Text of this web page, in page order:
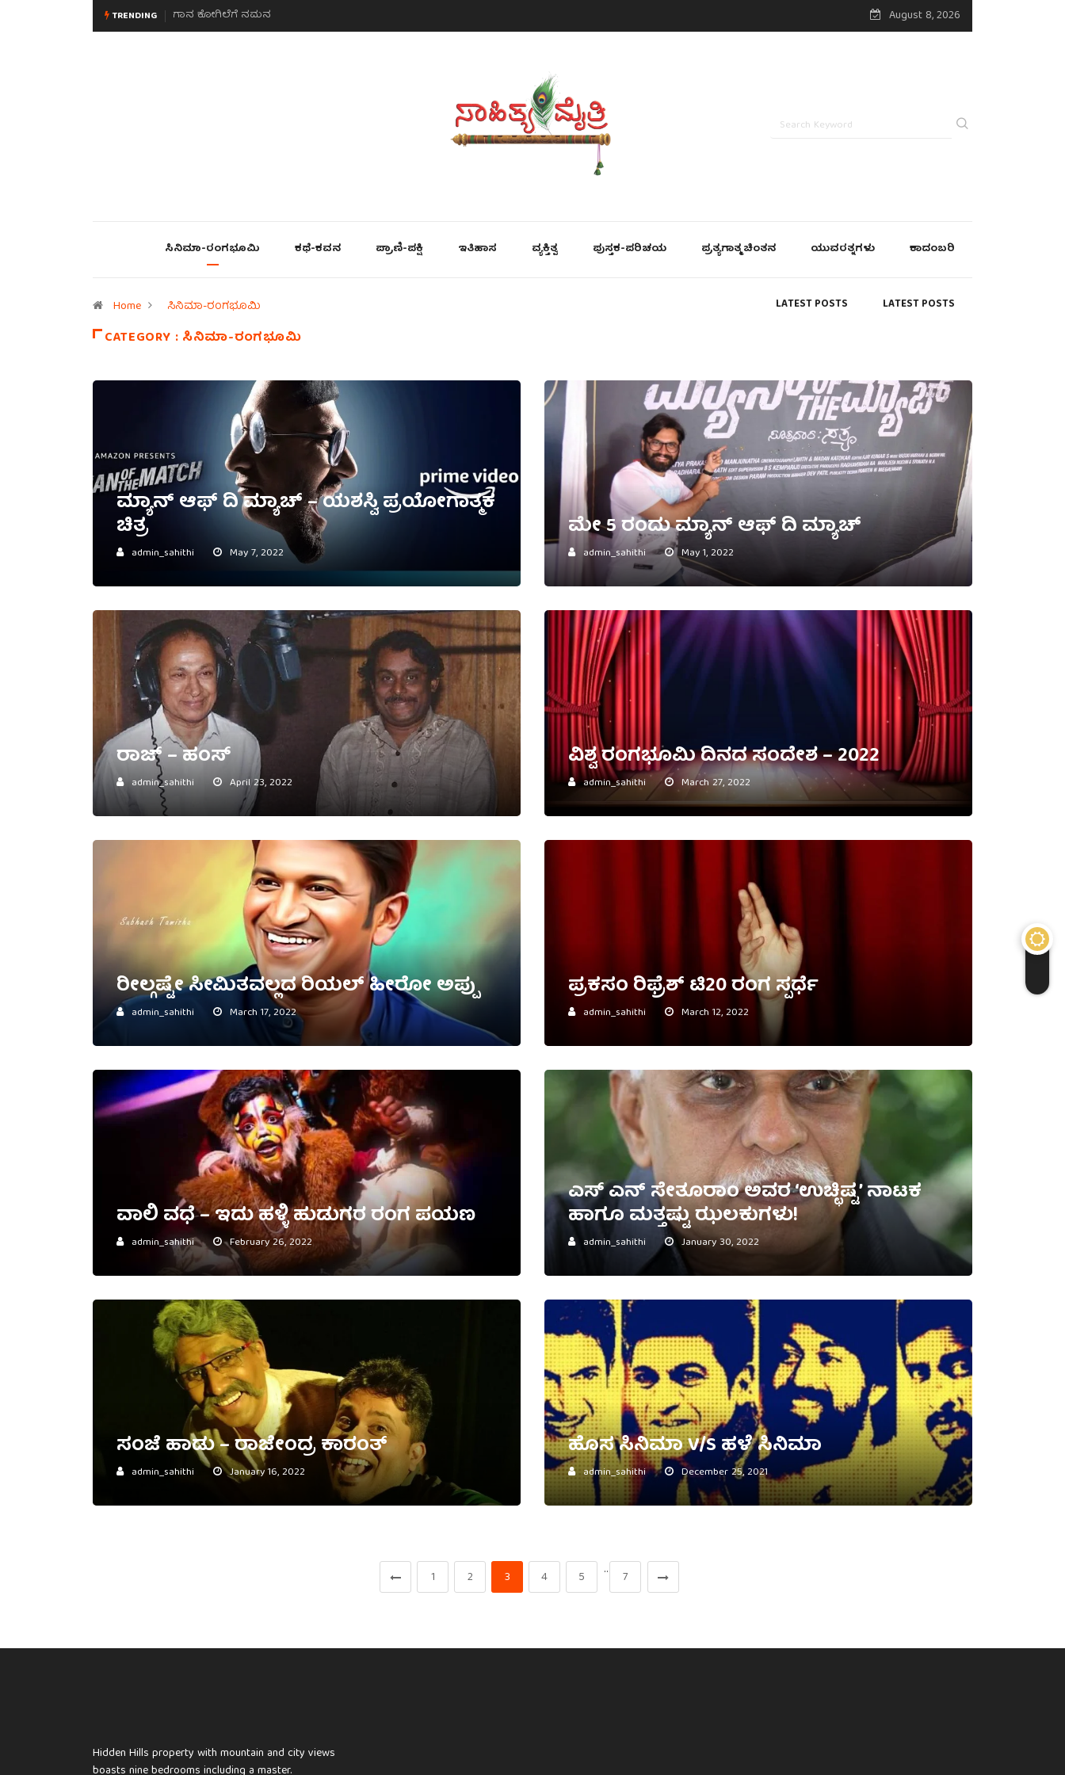
TRENDING
ಗಾನ ಕೋಗಿಲೆಗೆ ನಮನಮನಸಿನ ಸವಿಭಾವ August 8, 2026
ಸಿನಿಮಾ-ರಂಗಭೂಮಿ ಕಥೆ-ಕವನ ಪ್ರಾಣಿ-ಪಕ್ಷಿ ಇತಿಹಾಸ ವ್ಯಕ್ತಿತ್ವ ಪುಸ್ತಕ-ಪರಿಚಯ ಪ್ರತ್ಯಗಾತ್ಮ ಚಿಂತನ ಯುವರತ್ನಗಳು ಕಾದಂಬರಿ
LATEST POSTS LATEST POSTS
Home ಸಿನಿಮಾ-ರಂಗಭೂಮಿ
CATEGORY : ಸಿನಿಮಾ-ರಂಗಭೂಮಿ
ಮ್ಯಾನ್ ಆಫ್ ದಿ ಮ್ಯಾಚ್ – ಯಶಸ್ವಿ ಪ್ರಯೋಗಾತ್ಮಕ
ಚಿತ್ರ
admin_sahithi May 7, 2022
ಮೇ 5 ರಂದು ಮ್ಯಾನ್ ಆಫ್ ದಿ ಮ್ಯಾಚ್
admin_sahithi May 1, 2022
ರಾಜ್ – ಹಂಸ್
admin_sahithi April 23, 2022
ವಿಶ್ವ ರಂಗಭೂಮಿ ದಿನದ ಸಂದೇಶ – 2022
admin_sahithi March 27, 2022
ರೀಲ್ಗಷ್ಟೇ ಸೀಮಿತವಲ್ಲದ ರಿಯಲ್ ಹೀರೋ ಅಪ್ಪು
admin_sahithi March 17, 2022
ಪ್ರಕಸಂ ರಿಫ್ರೆಶ್ ಟಿ20 ರಂಗ ಸ್ಪರ್ಧೆ
admin_sahithi March 12, 2022
ವಾಲಿ ವಧೆ – ಇದು ಹಳ್ಳಿ ಹುಡುಗರ ರಂಗ ಪಯಣ
admin_sahithi February 26, 2022
ಎಸ್ ಎನ್ ಸೇತೂರಾಂ ಅವರ ‘ಉಚ್ಛಿಷ್ಟ’ ನಾಟಕ
ಹಾಗೂ ಮತ್ತಷ್ಟು ಝಲಕುಗಳು!
admin_sahithi January 30, 2022
ಸಂಜೆ ಹಾಡು – ರಾಜೇಂದ್ರ ಕಾರಂತ್
admin_sahithi January 16, 2022
ಹೊಸ ಸಿನಿಮಾ V/S ಹಳೆ ಸಿನಿಮಾ
admin_sahithi December 25, 2021
1 2 3 4 5 … 7
Hidden Hills property with mountain and city views
boasts nine bedrooms including a master.